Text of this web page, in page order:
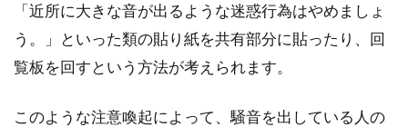
壁・天井にできる対策とは？
アパートのような集合住宅につきものなのが、
近隣の部屋から聞こえる生活音です。沢山の人
「近所に大きな音が出るような迷惑行為はやめましょ
う。」といった類の貼り紙を共有部分に貼ったり、回
覧板を回すという方法が考えられます。
このような注意喚起によって、騒音を出している人の